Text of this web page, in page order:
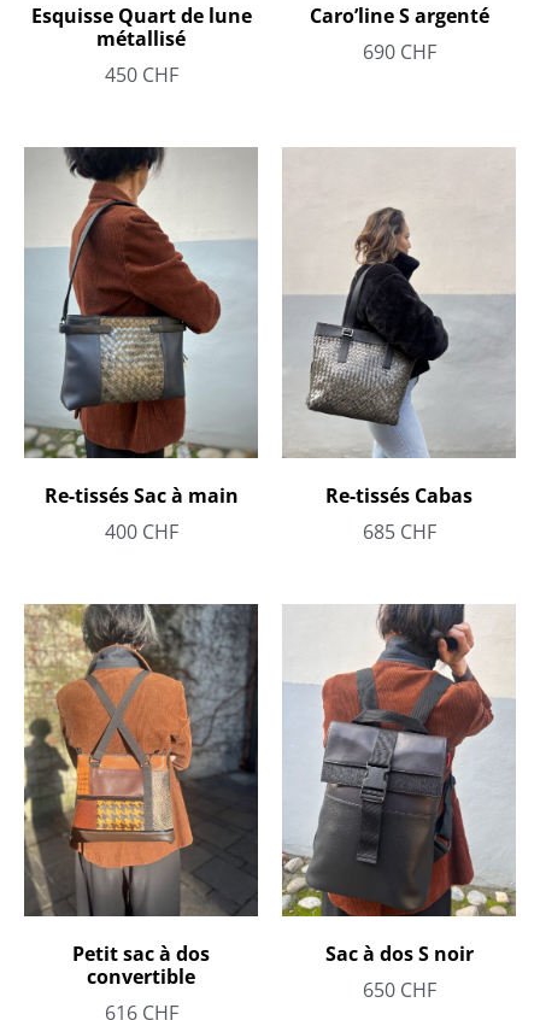
Esquisse Quart de lune
métallisé
450 CHF
Caro’line S argenté
690 CHF
Re-tissés Sac à main
400 CHF
Re-tissés Cabas
685 CHF
Petit sac à dos
convertible
616 CHF
Sac à dos S noir
650 CHF